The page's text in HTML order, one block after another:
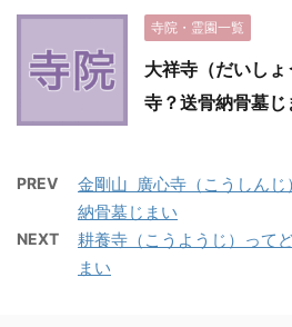
寺院・霊園一覧
大祥寺（だいし
寺？送骨納骨墓じ
PREV
金剛山 廣心寺（こうしんじ
納骨墓じまい
NEXT
耕養寺（こうようじ）って
まい